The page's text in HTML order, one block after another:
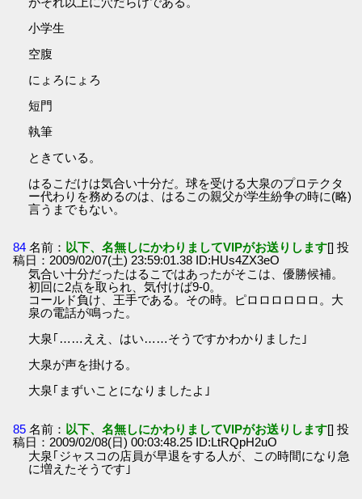
小学生
空腹
にょろにょろ
短門
執筆
ときている。
はるこだけは気合い十分だ。球を受ける大泉のプロテクタ
ー代わりを務めるのは、はるこの親父が学生紛争の時に(略)
言うまでもない。
84 名前： 以下、名無しにかわりましてVIPがお送りします[] 投
稿日：2009/02/07(土) 23:59:01.38 ID:HUs4ZX3eO
気合い十分だったはるこではあったがそこは、優勝候補。
初回に2点を取られ、気付けば9-0。
コールド負け、王手である。その時。ピロロロロロロ。大
泉の電話が鳴った。
大泉｢……ええ、はい……そうですかわかりました｣
大泉が声を掛ける。
大泉｢まずいことになりましたよ｣
85 名前： 以下、名無しにかわりましてVIPがお送りします[] 投
稿日：2009/02/08(日) 00:03:48.25 ID:LtRQpH2uO
大泉｢ジャスコの店員が早退をする人が、この時間になり急
に増えたそうです｣